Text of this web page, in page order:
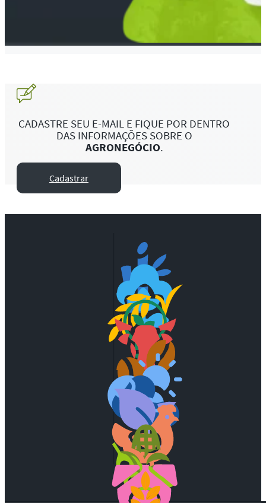
CADASTRE SEU E-MAIL E FIQUE POR DENTRO
DAS INFORMAÇÕES SOBRE O
AGRONEGÓCIO.
Cadastrar